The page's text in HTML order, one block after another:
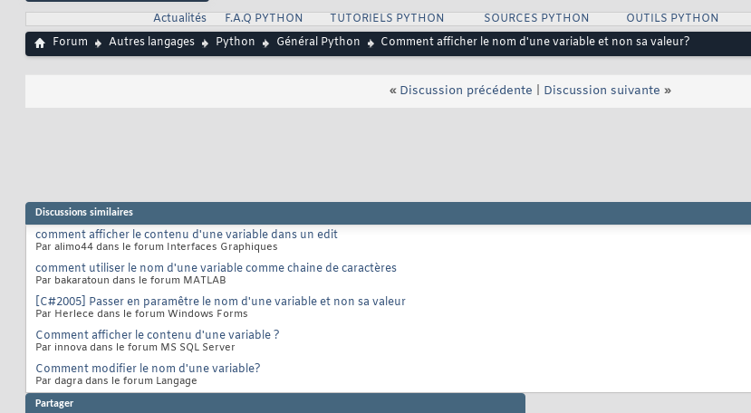
Actualités
F.A.Q PYTHON TUTORIELS PYTHON SOURCES PYTHON OUTILS PYTHON
Forum
Autres langages Python Général Python Comment afficher le nom d'une variable et non sa valeur?
« Discussion précédente Discussion suivante »
Discussions similaires
comment afficher le contenu d'une variable dans un edit
Par alimo44 dans le forum Interfaces Graphiques
comment utiliser le nom d'une variable comme chaine de caractères
Par bakaratoun dans le forum MATLAB
[C#2005] Passer en paramêtre le nom d'une variable et non sa valeur
Par Herlece dans le forum Windows Forms
Comment afficher le contenu d'une variable ?
Par innova dans le forum MS SQL Server
Comment modifier le nom d'une variable?
Par dagra dans le forum Langage
Partager